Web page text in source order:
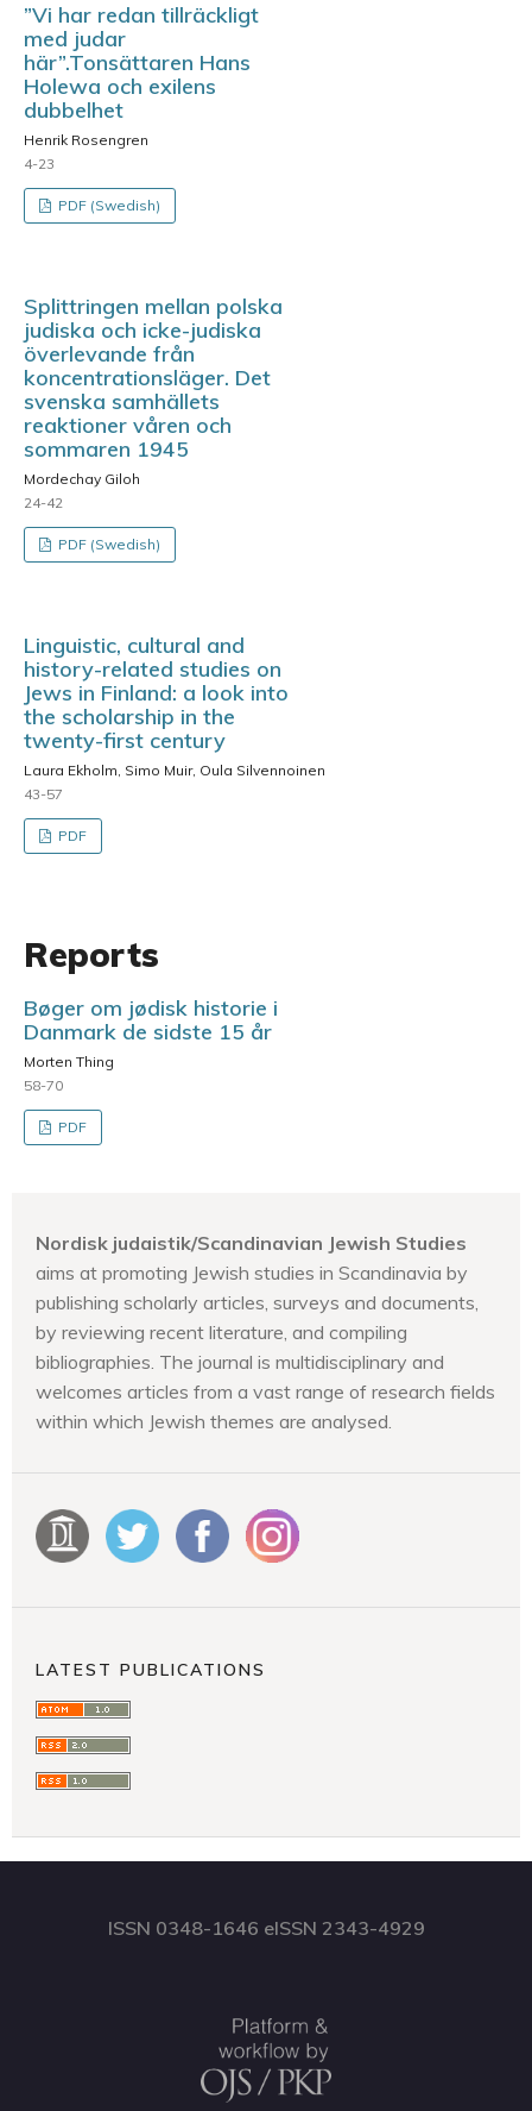
”Vi har redan tillräckligt
med judar
här”.Tonsättaren Hans
Holewa och exilens
dubbelhet
Henrik Rosengren
4-23
PDF (Swedish)
Splittringen mellan polska
judiska och icke-judiska
överlevande från
koncentrationsläger. Det
svenska samhällets
reaktioner våren och
sommaren 1945
Mordechay Giloh
24-42
PDF (Swedish)
Linguistic, cultural and
history-related studies on
Jews in Finland: a look into
the scholarship in the
twenty-first century
Laura Ekholm, Simo Muir, Oula Silvennoinen
43-57
PDF
Reports
Bøger om jødisk historie i
Danmark de sidste 15 år
Morten Thing
58-70
PDF
Nordisk judaistik/Scandinavian Jewish Studies
aims at promoting Jewish studies in Scandinavia by
publishing scholarly articles, surveys and documents,
by reviewing recent literature, and compiling
bibliographies. The journal is multidisciplinary and
welcomes articles from a vast range of research fields
within which Jewish themes are analysed.
LATEST PUBLICATIONS
ISSN 0348-1646 eISSN 2343-4929